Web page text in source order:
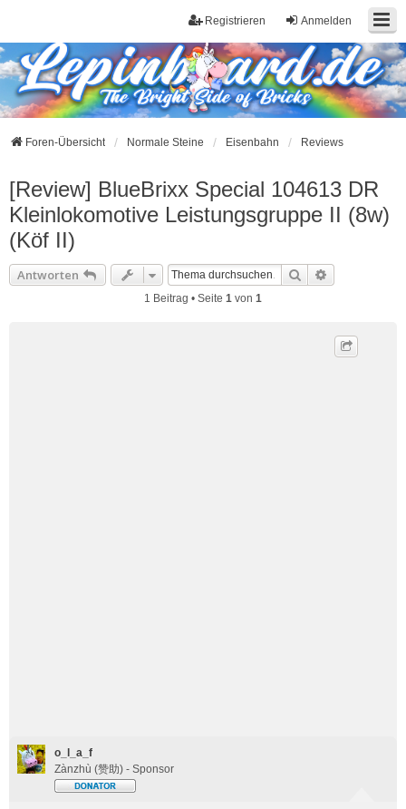
Anmelden
Registrieren
Foren-Übersicht Normale Steine Eisenbahn Reviews
[Review] BlueBrixx Special 104613 DR
Kleinlokomotive Leistungsgruppe II (8w)
(Köf II)
Antworten Suche
1 Beitrag • Seite 1 von 1
o_l_a_f
Zànzhù (赞助) - Sponsor